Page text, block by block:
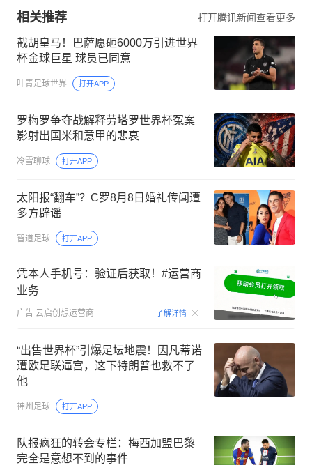
相关推荐 打开腾讯新闻查看更多
截胡皇马！巴萨愿砸6000万引进世界
杯金球巨星 球员已同意
叶青足球世界 打开APP
罗梅罗争夺战解释劳塔罗世界杯冤案
影射出国米和意甲的悲哀
冷雪聊球 打开APP
太阳报“翻车”？C罗8月8日婚礼传闻遭
多方辟谣
智道足球 打开APP
凭本人手机号：验证后获取！#运营商
业务
广告 云启创想运营商 了解详情 00:15
“出售世界杯”引爆足坛地震！因凡蒂诺
遭欧足联逼宫，这下特朗普也救不了
他
神州足球 打开APP
队报疯狂的转会专栏：梅西加盟巴黎
完全是意想不到的事件